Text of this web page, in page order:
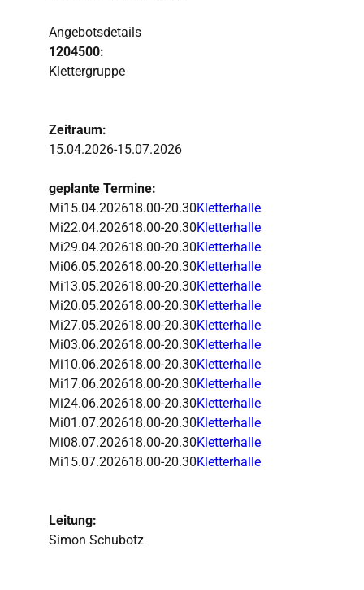
Angebotsdetails
1204500:
Klettergruppe
Zeitraum:
15.04.2026-15.07.2026
geplante Termine:
Mi15.04.202618.00-20.30Kletterhalle
Mi22.04.202618.00-20.30Kletterhalle
Mi29.04.202618.00-20.30Kletterhalle
Mi06.05.202618.00-20.30Kletterhalle
Mi13.05.202618.00-20.30Kletterhalle
Mi20.05.202618.00-20.30Kletterhalle
Mi27.05.202618.00-20.30Kletterhalle
Mi03.06.202618.00-20.30Kletterhalle
Mi10.06.202618.00-20.30Kletterhalle
Mi17.06.202618.00-20.30Kletterhalle
Mi24.06.202618.00-20.30Kletterhalle
Mi01.07.202618.00-20.30Kletterhalle
Mi08.07.202618.00-20.30Kletterhalle
Mi15.07.202618.00-20.30Kletterhalle
Leitung:
Simon Schubotz